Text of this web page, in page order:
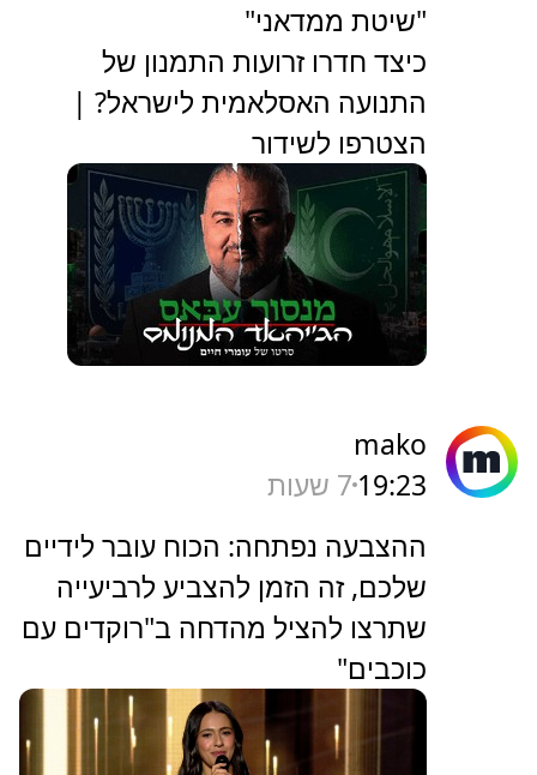
"שיטת ממדאני"
כיצד חדרו זרועות התמנון של
התנועה האסלאמית לישראל? |
הצטרפו לשידור
mako
19:23 7 שעות
ההצבעה נפתחה: הכוח עובר לידיים
שלכם, זה הזמן להצביע לרביעייה
שתרצו להציל מהדחה ב"רוקדים עם
כוכבים"